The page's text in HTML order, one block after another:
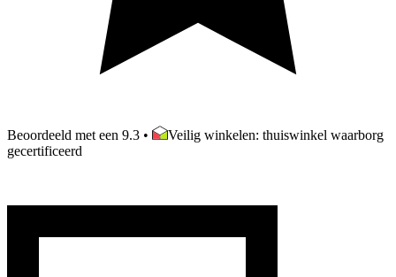
Beoordeeld met een 9.3 •
Veilig winkelen: thuiswinkel waarborg
gecertificeerd